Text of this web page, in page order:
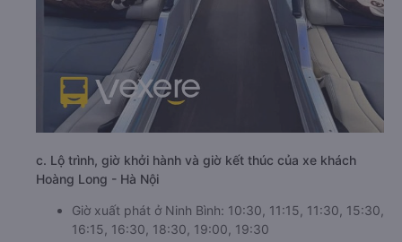
c. Lộ trình, giờ khởi hành và giờ kết thúc của xe khách
Hoàng Long - Hà Nội
Giờ xuất phát ở Ninh Bình: 10:30, 11:15, 11:30, 15:30,
16:15, 16:30, 18:30, 19:00, 19:30